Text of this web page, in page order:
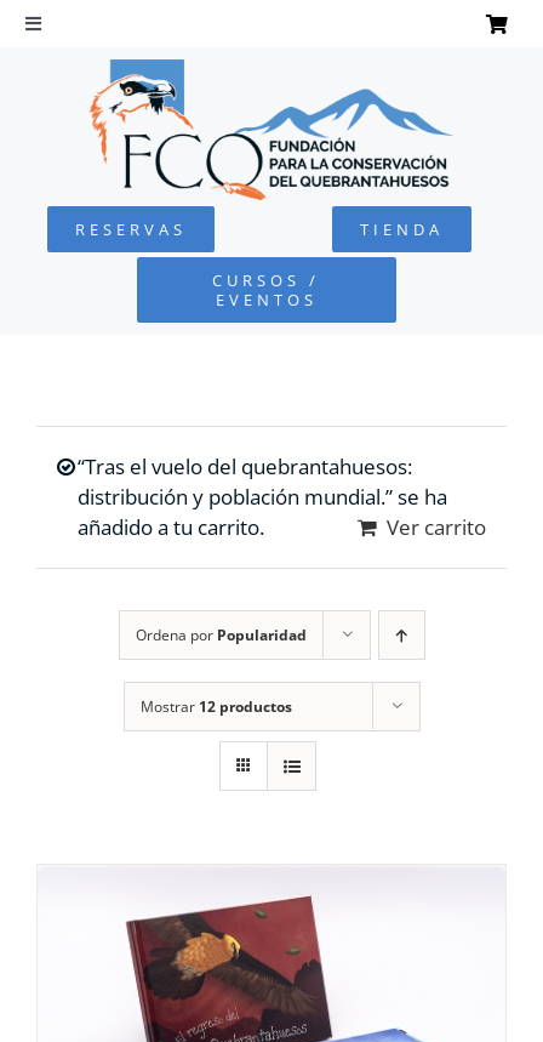
Saltar
Toggle
Navigation
QUEBRANTAHUESOS
FUNDACIÓN
COLABORA
RECURSOS
CONTACTO
RESERVAS TIENDA
CURSOS /
EVENTOS
“Tras el vuelo del quebrantahuesos:
distribución y población mundial.” se ha
añadido a tu carrito.
Ver carrito
Ordena por Popularidad
Mostrar 12 productos